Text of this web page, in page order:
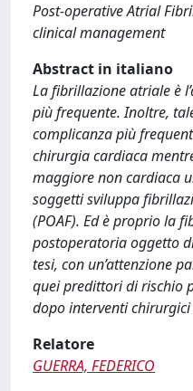
Post-operative Atrial
clinical management
Abstract in italiano
La fibrillazione atriale è
più frequente. Inoltre,
complicanza più
chirurgia cardiaca
maggiore non cardiaca
soggetti sviluppa
(POAF). Ed è proprio la
postoperatoria oggetto
tesi, con un’attenzione
quei predittori di rischio
dopo interventi
Relatore
GUERRA, FEDERICO